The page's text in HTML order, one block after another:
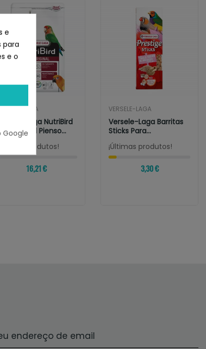
LAGA
Versele-Laga NutriBird
Original Pienso
¡Últimas produtos!
16,21 €
VERSELE-LAGA
Versele-Laga Barritas
Sticks Para
Passeriformes Con...
¡Últimas produtos!
3,30 €
e
para
e o
Google